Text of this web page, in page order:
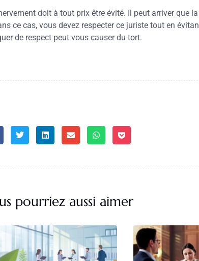
doit à tout prix être évité. Il peut arriver que
ce cas, vous devez respecter ce juriste tout en
de respect peut vous causer du tort.
pourriez aussi aimer